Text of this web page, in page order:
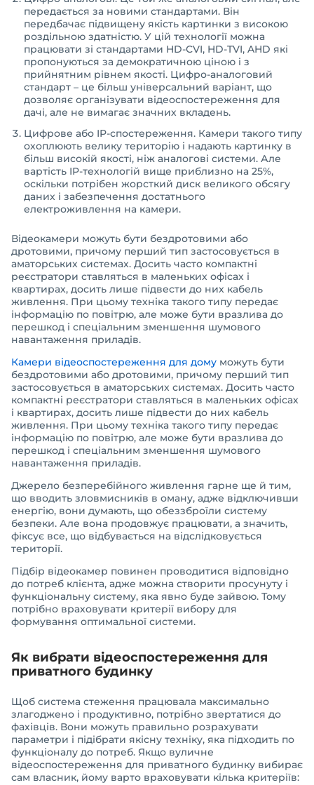
передається за новими стандартами. Він
передбачає підвищену якість картинки з високою
роздільною здатністю. У цій технології можна
працювати зі стандартами HD-CVI, HD-TVI, AHD які
пропонуються за демократичною ціною і з
прийнятним рівнем якості. Цифро-аналоговий
стандарт – це більш універсальний варіант, що
дозволяє організувати відеоспостереження для
дачі, але не вимагає значних вкладень.
Цифрове або IP-спостереження. Камери такого типу
охоплюють велику територію і надають картинку в
більш високій якості, ніж аналогові системи. Але
вартість IP-технологій вище приблизно на 25%,
оскільки потрібен жорсткий диск великого обсягу
даних і забезпечення достатнього
електроживлення на камери.
Відеокамери можуть бути бездротовими або
дротовими, причому перший тип застосовується в
аматорських системах. Досить часто компактні
реєстратори ставляться в маленьких офісах і
квартирах, досить лише підвести до них кабель
живлення. При цьому техніка такого типу передає
інформацію по повітрю, але може бути вразлива до
перешкод і спеціальним зменшення шумового
навантаження приладів.
Камери відеоспостереження для дому можуть бути
бездротовими або дротовими, причому перший тип
застосовується в аматорських системах. Досить часто
компактні реєстратори ставляться в маленьких офісах
і квартирах, досить лише підвести до них кабель
живлення. При цьому техніка такого типу передає
інформацію по повітрю, але може бути вразлива до
перешкод і спеціальним зменшення шумового
навантаження приладів.
Джерело безперебійного живлення гарне ще й тим,
що вводить зловмисників в оману, адже відключивши
енергію, вони думають, що обеззброїли систему
безпеки. Але вона продовжує працювати, а значить,
фіксує все, що відбувається на відслідковується
території.
Підбір відеокамер повинен проводитися відповідно
до потреб клієнта, адже можна створити просунуту і
функціональну систему, яка явно буде зайвою. Тому
потрібно враховувати критерії вибору для
формування оптимальної системи.
Як вибрати відеоспостереження для
приватного будинку
Щоб система стеження працювала максимально
злагоджено і продуктивно, потрібно звертатися до
фахівців. Вони можуть правильно розрахувати
параметри і підібрати якісну техніку, яка підходить по
функціоналу до потреб. Якщо вуличне
відеоспостереження для приватного будинку вибирає
сам власник, йому варто враховувати кілька критеріїв: